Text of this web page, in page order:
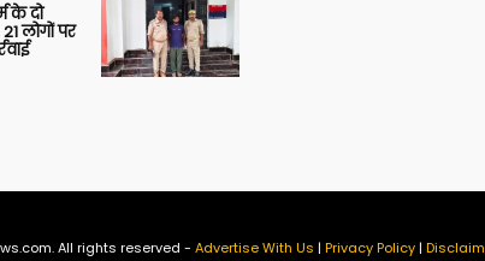
के दो
लोगों पर
All rights reserved - Advertise With Us | Privacy Policy|